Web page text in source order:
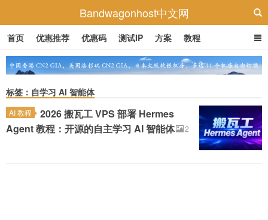
Bandwagonhost中文网
首页 优惠推荐 优惠码 测试IP 方案 教程
标签：自学习 AI 智能体
AI 教程
2026 搬瓦工 VPS 部署 Hermes
Agent 教程：开源的自主学习 AI 智能体
2